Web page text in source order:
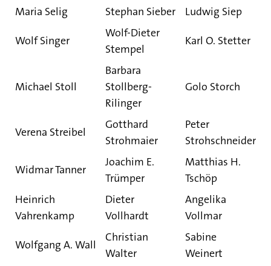
Maria Selig
Stephan Sieber
Ludwig Siep
Wolf Singer
Wolf-Dieter
Stempel
Karl O. Stetter
Michael Stoll
Barbara
Stollberg-
Rilinger
Golo Storch
Verena Streibel
Gotthard
Strohmaier
Peter
Strohschneider
Widmar Tanner
Joachim E.
Trümper
Matthias H.
Tschöp
Heinrich
Vahrenkamp
Dieter
Vollhardt
Angelika
Vollmar
Wolfgang A. Wall
Christian
Walter
Sabine
Weinert